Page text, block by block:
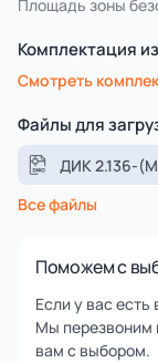
Площадь зоны
Комплектация
Смотреть
Файлы для
ДИК 2.136-
Все файлы
Поможем с
Если у вас
Мы перезвоним
вам с выбором.